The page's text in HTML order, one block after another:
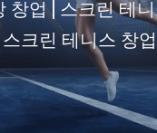
창업 | 스크린 테
스크린 테니스 창업